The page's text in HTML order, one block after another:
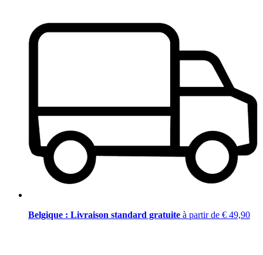
Belgique : Livraison standard gratuite à partir de € 49,90